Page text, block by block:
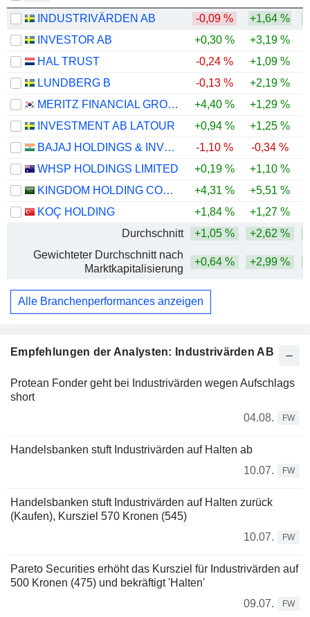
Empfehlungen der Analysten: Industrivärden AB
Protean Fonder geht bei Industrivärden wegen Aufschlags
short
04.08.
FW
Handelsbanken stuft Industrivärden auf Halten ab
10.07.
FW
Handelsbanken stuft Industrivärden auf Halten zurück
(Kaufen), Kursziel 570 Kronen (545)
10.07.
FW
Pareto Securities erhöht das Kursziel für Industrivärden auf
500 Kronen (475) und bekräftigt 'Halten'
09.07.
FW
INDUSTRIVÄRDEN AB -0,09 % +1,64 %
INVESTOR AB
+0,30 % +3,19 %
HAL TRUST
-0,24 % +1,09 %
LUNDBERG B
-0,13 % +2,19 %
MERITZ FINANCIAL GROUP INC.
+4,40 % +1,29 %
INVESTMENT AB LATOUR
+0,94 % +1,25 %
BAJAJ HOLDINGS & INVESTMENT LIMITED
-1,10 % -0,34 %
WHSP HOLDINGS LIMITED
+0,19 % +1,10 %
KINGDOM HOLDING COMPANY
+4,31 % +5,51 %
KOÇ HOLDING
+1,84 % +1,27 %
Durchschnitt
+1,05 % +2,62 %
Gewichteter Durchschnitt nach
Marktkapitalisierung
+0,64 % +2,99 %
Alle Branchenperformances anzeigen